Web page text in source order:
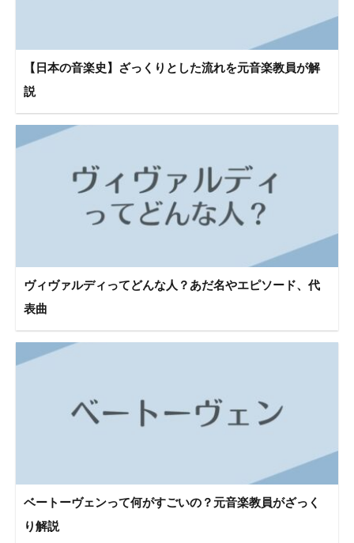
【日本の音楽史】ざっくりとした流れを元音楽教員が解
説
ヴィヴァルディってどんな人？あだ名やエピソード、代
表曲
ベートーヴェンって何がすごいの？元音楽教員がざっく
り解説